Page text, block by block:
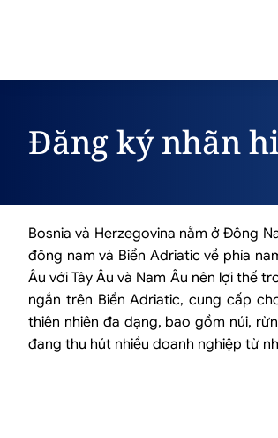
Đăng ký nhãn
Bosnia và Herzegovina nằm ở Đông
đông nam và Biển Adriatic về phía
Âu với Tây Âu và Nam Âu nên lợi thế
ngắn trên Biển Adriatic, cung cấp
thiên nhiên đa dạng, bao gồm núi,
đang thu hút nhiều doanh nghiệp từ